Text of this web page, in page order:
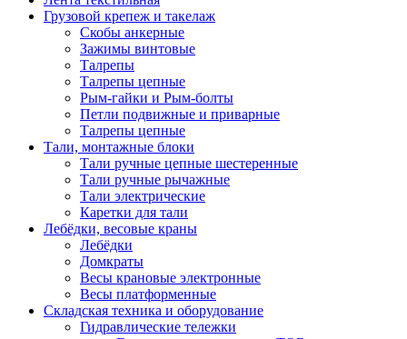
Грузовой крепеж и такелаж
Скобы анкерные
Зажимы винтовые
Талрепы
Талрепы цепные
Рым-гайки и Рым-болты
Петли подвижные и приварные
Талрепы цепные
Тали, монтажные блоки
Тали ручные цепные шестеренные
Тали ручные рычажные
Тали электрические
Каретки для тали
Лебёдки, весовые краны
Лебёдки
Домкраты
Весы крановые электронные
Весы платформенные
Складская техника и оборудование
Гидравлические тележки